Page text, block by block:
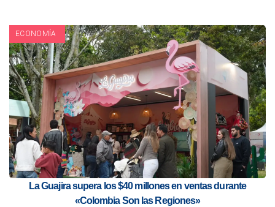
ECONOMÍA
La Guajira supera los $40 millones en ventas durante
«Colombia Son las Regiones»